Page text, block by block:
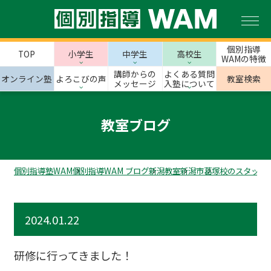
TOP 小学生 中学生 高校生
個別指導
WAMの特徴
オンライン塾 よろこびの声
講師からの
メッセージ
よくある質問
入塾について
教室検索
教室ブログ
個別指導塾WAM個別指導WAM ブログ新潟教室新潟市葛塚校のスタッフ
2024.01.22
研修に行ってきました！